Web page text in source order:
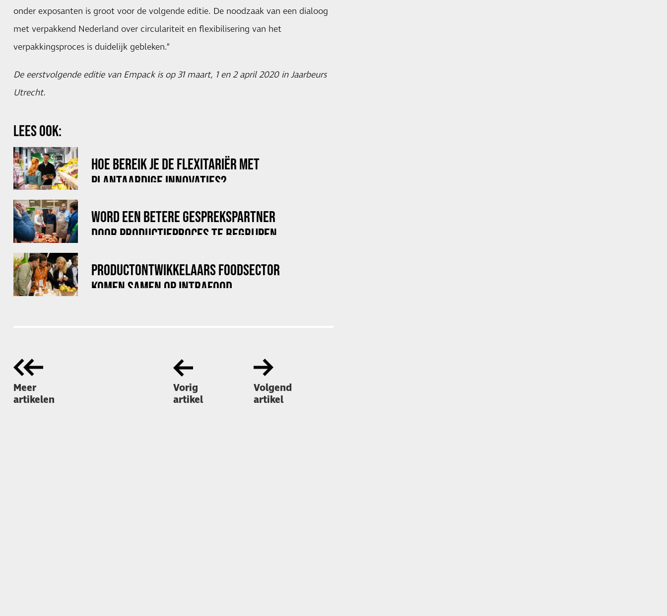
onder exposanten is groot voor de volgende editie. De noodzaak van een dialoog
met verpakkend Nederland over circulariteit en flexibilisering van het
verpakkingsproces is duidelijk gebleken.”
De eerstvolgende editie van Empack is op 31 maart, 1 en 2 april 2020 in Jaarbeurs
Utrecht.
LEES OOK:
HOE BEREIK JE DE FLEXITARIËR MET
PLANTAARDIGE INNOVATIES?
WORD EEN BETERE GESPREKSPARTNER
DOOR PRODUCTIEPROCES TE BEGRIJPEN
PRODUCTONTWIKKELAARS FOODSECTOR
KOMEN SAMEN OP INTRAFOOD
Meer
artikelen
Vorig
artikel
Volgend
artikel